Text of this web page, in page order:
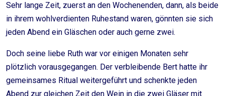
Sehr lange Zeit, zuerst an den Wochenenden, dann, als beide
in ihrem wohlverdienten Ruhestand waren, gönnten sie sich
jeden Abend ein Gläschen oder auch gerne zwei.
Doch seine liebe Ruth war vor einigen Monaten sehr
plötzlich vorausgegangen. Der verbleibende Bert hatte ihr
gemeinsames Ritual weitergeführt und schenkte jeden
Abend zur gleichen Zeit den Wein in die zwei Gläser mit